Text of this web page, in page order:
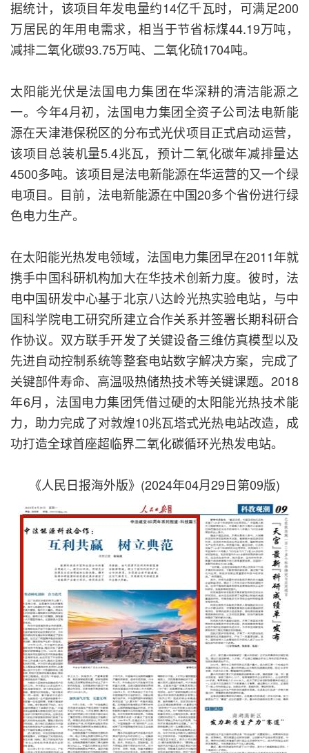
据统计，该项目年发电量约14亿千瓦时，可满足200
万居民的年用电需求，相当于节省标煤44.19万吨，
减排二氧化碳93.75万吨、二氧化硫1704吨。
太阳能光伏是法国电力集团在华深耕的清洁能源之
一。今年4月初，法国电力集团全资子公司法电新能
源在天津港保税区的分布式光伏项目正式启动运营，
该项目总装机量5.4兆瓦，预计二氧化碳年减排量达
4500多吨。该项目是法电新能源在华运营的又一个绿
电项目。目前，法电新能源在中国20多个省份进行绿
色电力生产。
在太阳能光热发电领域，法国电力集团早在2011年就
携手中国科研机构加大在华技术创新力度。彼时，法
电中国研发中心基于北京八达岭光热实验电站，与中
国科学院电工研究所建立合作关系并签署长期科研合
作协议。双方联手开发了关键设备三维仿真模型以及
先进自动控制系统等整套电站数字解决方案，完成了
关键部件寿命、高温吸热储热技术等关键课题。2018
年6月，法国电力集团凭借过硬的太阳能光热技术能
力，助力完成了对敦煌10兆瓦塔式光热电站改造，成
功打造全球首座超临界二氧化碳循环光热发电站。
《人民日报海外版》(2024年04月29日第09版)